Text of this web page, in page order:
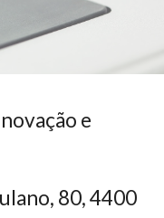
e
80, 4400